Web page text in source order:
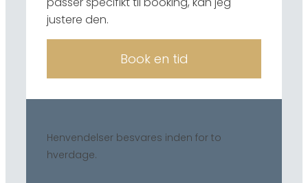
justere den.
Book en tid
Henvendelser besvares inden for to
hverdage.